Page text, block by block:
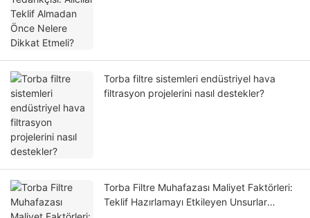
Torba filtre sistemleri endüstriyel hava
filtrasyon projelerini nasıl destekler?
Torba Filtre Muhafazası Maliyet Faktörleri:
Teklif Hazırlamayı Etkileyen Unsurlar